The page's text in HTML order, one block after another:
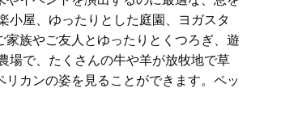
小屋、ゆったりとした庭園、ヨガスタ
族やご友人とゆったりとくつろぎ、遊
場で、たくさんの牛や羊が放牧地で草
カンの姿を見ることができます。ペッ